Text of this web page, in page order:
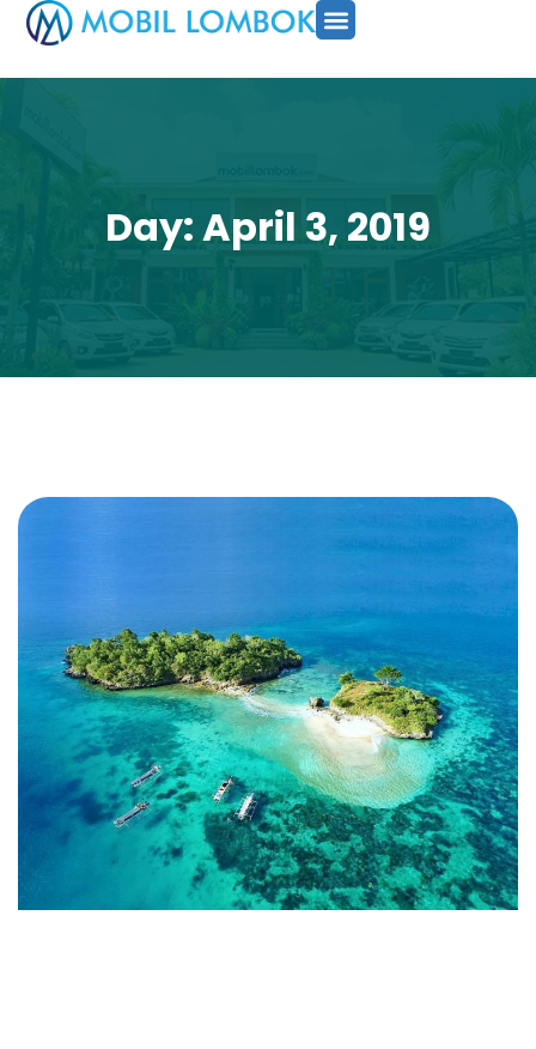
Day: April 3, 2019